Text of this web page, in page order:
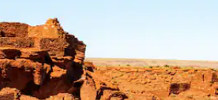
hacia arriba y hacia abajo o